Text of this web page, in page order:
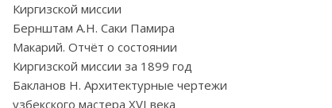
Киргизской миссии
Бернштам А.Н. Саки Памира
Макарий. Отчёт о состоянии
Киргизской миссии за 1899 год
Бакланов Н. Архитектурные чертежи
узбекского мастера XVI века